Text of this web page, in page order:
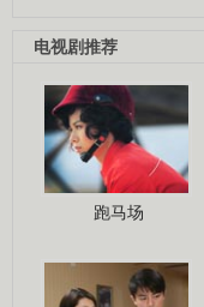
电视剧推荐
跑马场